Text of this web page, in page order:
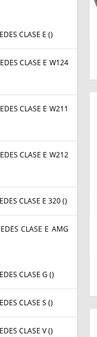
CLASE E ()
CLASE E W124
CLASE E W211
CLASE E W212
CLASE E 320 ()
CLASE E AMG
CLASE G ()
CLASE S ()
CLASE V ()